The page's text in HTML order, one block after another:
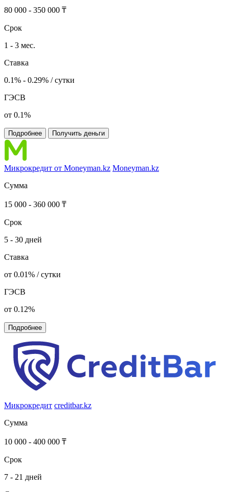
80 000 - 350 000 ₸
Срок
1 - 3 мес.
Ставка
0.1% - 0.29% / сутки
ГЭСВ
от 0.1%
Подробнее Получить деньги
Микрокредит от Moneyman.kz Moneyman.kz
Сумма
15 000 - 360 000 ₸
Срок
5 - 30 дней
Ставка
от 0.01% / сутки
ГЭСВ
от 0.12%
Подробнее
Микрокредит creditbar.kz
Сумма
10 000 - 400 000 ₸
Срок
7 - 21 дней